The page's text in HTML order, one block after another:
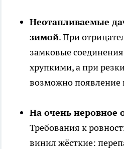
Неотапливаемые
зимой. При
замковые соединения
хрупкими, а при
возможно появление
На очень неровное
Требования к
винил жёсткие: